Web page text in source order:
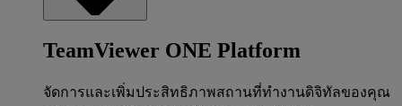
TeamViewer ONE Platform
จัดการและเพิ่มประสิทธิภาพสถานที่ทำงานดิจิทัลของคุณ